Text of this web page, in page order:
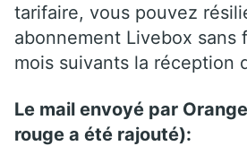
tarifaire, vous pouvez
abonnement Livebox sans
mois suivants la réception
Le mail envoyé par
rouge a été rajouté):